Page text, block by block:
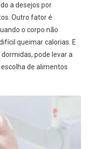
a desejos por
Outro fator é
o corpo não
queimar calorias. E
pode levar a
de alimentos